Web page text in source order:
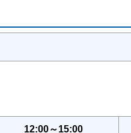
12:00～15:00